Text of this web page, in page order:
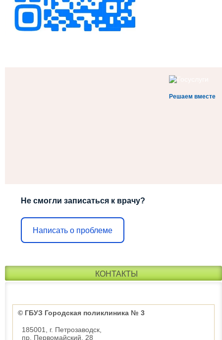
Решаем вместе
Не смогли записаться к врачу?
Написать о проблеме
КОНТАКТЫ
© ГБУЗ Городская поликлиника № 3
185001, г. Петрозаводск,
пр. Первомайский, 28